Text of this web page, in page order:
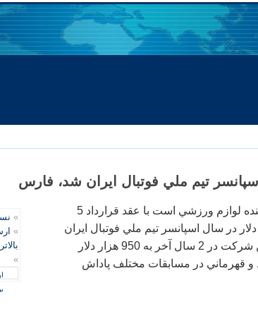
تيم ملي فوتبال ايران شد، فارس
»
»
»
شركت لگا كه توليد كننده لوازم ورزشي است با عقد قرارداد 5
800 هزار دلار در سال اسپانسر تيم ملي فوتبال ايران
شد. مبلغ قرارداد با اين شركت در 2 سال آخر به 950 هزار دلار
و قهرماني در مسابقات مختلف پاداش